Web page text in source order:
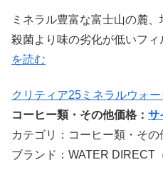
ミネラル豊富な富士山の麓
殺菌より味の劣化が低いフ
を読む
クリティア25ミネラルウォー
コーヒー類・その他価格： サ
カテゴリ：コーヒー類・その
ブランド：WATER DIRECT